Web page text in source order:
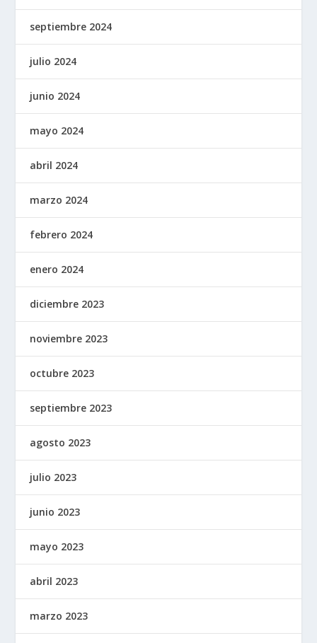
septiembre 2024
julio 2024
junio 2024
mayo 2024
abril 2024
marzo 2024
febrero 2024
enero 2024
diciembre 2023
noviembre 2023
octubre 2023
septiembre 2023
agosto 2023
julio 2023
junio 2023
mayo 2023
abril 2023
marzo 2023